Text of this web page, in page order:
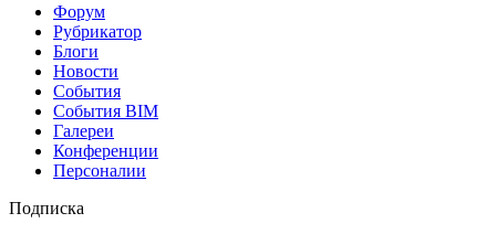
Форум
Рубрикатор
Блоги
Новости
События
События BIM
Галереи
Конференции
Персоналии
Подписка